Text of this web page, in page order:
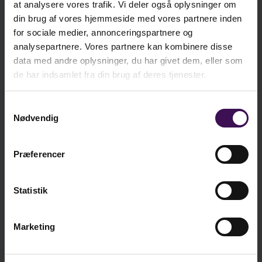
at analysere vores trafik. Vi deler også oplysninger om
din brug af vores hjemmeside med vores partnere inden
for sociale medier, annonceringspartnere og
analysepartnere. Vores partnere kan kombinere disse
data med andre oplysninger, du har givet dem, eller som
de har indsamlet fra din brug af deres tjenester.
Nødvendig
Præferencer
Statistik
Marketing
Materialet tager udgangspunkt i Katrine Vraa
Justenborgs ph.d-afhandling, der er baseret på
feltstudier blandt børn og unge i 5., 7. og 9. klasse
og bearbejdet af journalist Marianne Sommer til
ekskl. moms
kr.381,25
inkl. moms